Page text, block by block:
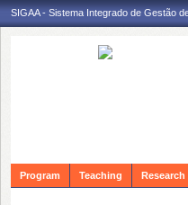
SIGAA - Sistema Integrado de Gestão
Program Teaching